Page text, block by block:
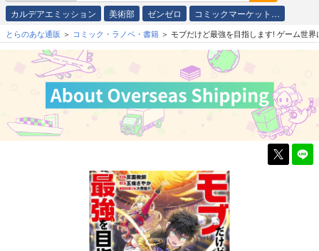
カルデアエミッション 美術部 ゼンゼロ コミックマーケット…
とらのあな通販 コミック・ラノベ・書籍 モブだけど最強を目指します! ゲーム世